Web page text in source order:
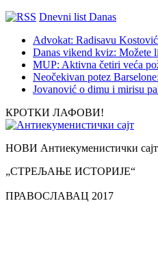
Dnevni list Danas
Advokat: Radisavu
Danas vikend kviz: Možete
MUP: Aktivna četiri veća
Neočekivan potez
Jovanović o dimu i mirisu
КРОТКИ ЛАФОВИ!
НОВИ Антиекуменистички сајт
„СТРЕЉАЊЕ ИСТОРИЈЕ“
ПРАВОСЛАВАЦ 2017